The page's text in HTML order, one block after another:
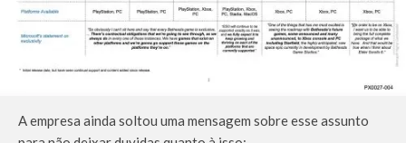
A empresa ainda soltou uma mensagem sobre esse assunto